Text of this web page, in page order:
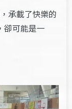
承載了快樂的
卻可能是一